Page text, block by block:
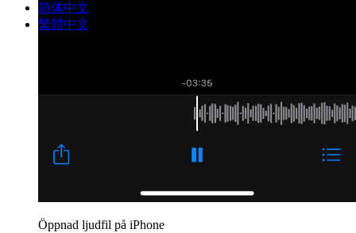
简体中文
繁體中文
Öppnad ljudfil på iPhone